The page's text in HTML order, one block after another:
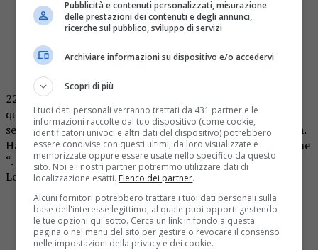
boh vabbè lo amo💥🔥💥🔥💥🔥💥🔥
#grandefratello
— antoriel (@valverdura)
22,43 Helena a Lorenzo: “ha fatto sempre questo gioco,
questa cattiveria un giorno questa maschera caderà. Ha
sempre fatto strategia manipola e ride della sua cattiveria.
Ha schiacciato tutti dall’inizio alla fine giocando contro me
“. Alfonso mostra un pezzo andato in pubblicità in cui
Lorenzo minaccia Iago di farlo fuori in due settimane
Hele ad Lollo🤡:"Hai fatto un gioco sporco per
arrivare in finale"#GrandeFratello#Helevier
#Heleners pic.twitter.com/fyMVtK8WQK
Pubblicità e contenuti personalizzati, misurazione
delle prestazioni dei contenuti e degli annunci,
ricerche sul pubblico, sviluppo di servizi
Archiviare informazioni su dispositivo e/o accedervi
Scopri di più
I tuoi dati personali verranno trattati da 431 partner e le
informazioni raccolte dal tuo dispositivo (come cookie,
identificatori univoci e altri dati del dispositivo) potrebbero
essere condivise con questi ultimi, da loro visualizzate e
memorizzate oppure essere usate nello specifico da questo
sito. Noi e i nostri partner potremmo utilizzare dati di
localizzazione esatti. Elenco dei partner.
Alcuni fornitori potrebbero trattare i tuoi dati personali sulla
base dell'interesse legittimo, al quale puoi opporti gestendo
le tue opzioni qui sotto. Cerca un link in fondo a questa
pagina o nel menu del sito per gestire o revocare il consenso
nelle impostazioni della privacy e dei cookie.